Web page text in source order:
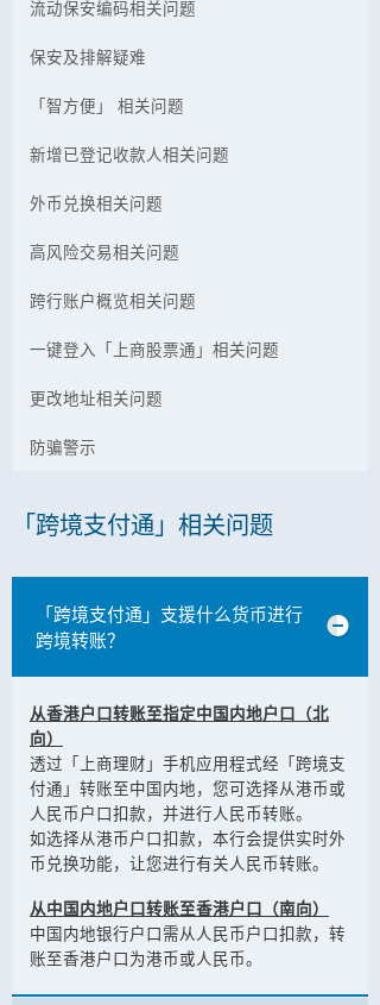
流动保安编码相关问题
保安及排解疑难
「智方便」 相关问题
新增已登记收款人相关问题
外币兑换相关问题
高风险交易相关问题
跨行账户概览相关问题
一键登入「上商股票通」相关问题
更改地址相关问题
防骗警示
「跨境支付通」相关问题
「跨境支付通」支援什么货币进行
跨境转账？
从香港户口转账至指定中国内地户口（北
向）
透过「上商理财」手机应用程式经「跨境支
付通」转账至中国内地，您可选择从港币或
人民币户口扣款，并进行人民币转账。
如选择从港币户口扣款，本行会提供实时外
币兑换功能，让您进行有关人民币转账。
从中国内地户口转账至香港户口（南向）
中国内地银行户口需从人民币户口扣款，转
账至香港户口为港币或人民币。